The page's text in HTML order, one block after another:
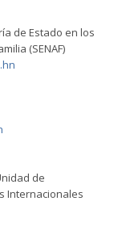
de Estado en los
(SENAF)
de
Internacionales